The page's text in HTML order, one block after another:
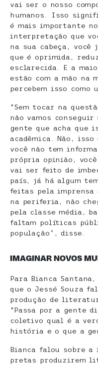
vai ser o nosso
humanos. Isso
é mais importante no
interpretação que
na sua cabeça, você
que é oprimida,
esclarecida. E a
estão com a mão na
percebem isso como
“Sem tocar na
não vamos
gente que acha que
acadêmica. Não,
você não tem
própria opinião,
vai ser feito de
país, já há algum
feitas pela imprensa
na periferia, não
pela classe média,
faltam políticas
população”, disse.
IMAGINAR NOVOS
Para Bianca
que o Jessé Souza
produção de
“Passa por a gente
coletivo qual é a
história e o que a
Bianca falou sobre a
pretas produzirem